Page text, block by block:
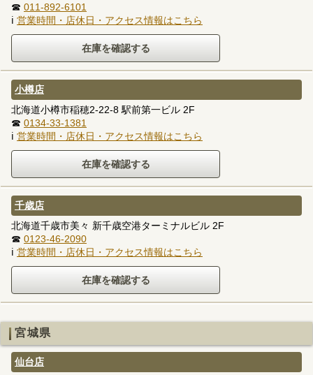
☎ 011-892-6101
ℹ 営業時間・店休日・アクセス情報はこちら
小樽店
北海道小樽市稲穂2-22-8 駅前第一ビル 2F
☎ 0134-33-1381
ℹ 営業時間・店休日・アクセス情報はこちら
千歳店
北海道千歳市美々 新千歳空港ターミナルビル 2F
☎ 0123-46-2090
ℹ 営業時間・店休日・アクセス情報はこちら
宮城県
仙台店